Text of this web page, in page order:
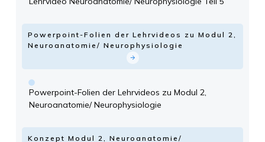
Powerpoint-Folien der Lehrvideos zu Modul 2,
Neuroanatomie/ Neurophysiologie
Powerpoint-Folien der Lehrvideos zu Modul 2,
Neuroanatomie/ Neurophysiologie
Konzept Modul 2, Neuroanatomie/